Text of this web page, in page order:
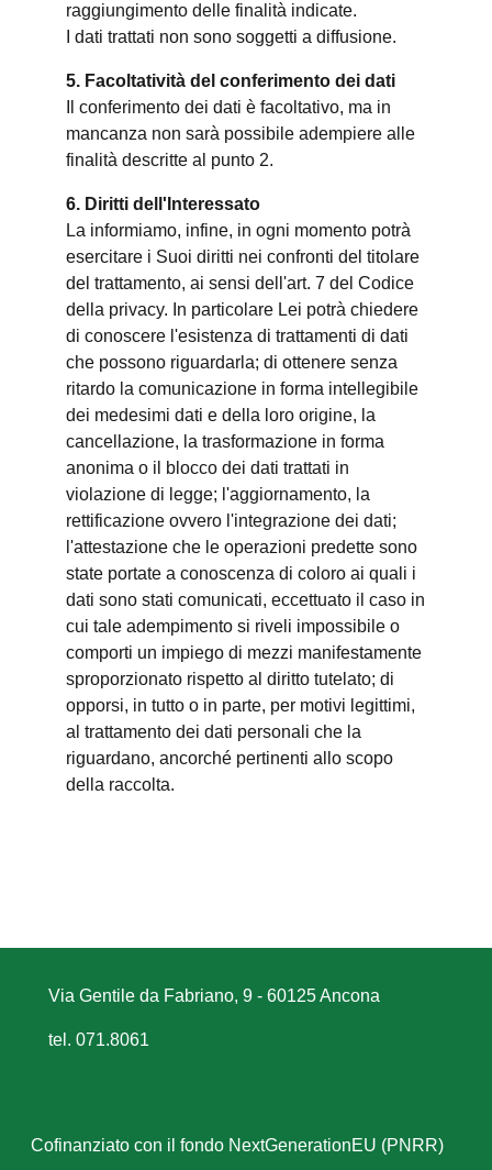
raggiungimento delle finalità indicate.
I dati trattati non sono soggetti a diffusione.
5. Facoltatività del conferimento dei dati
Il conferimento dei dati è facoltativo, ma in
mancanza non sarà possibile adempiere alle
finalità descritte al punto 2.
6. Diritti dell'Interessato
La informiamo, infine, in ogni momento potrà
esercitare i Suoi diritti nei confronti del titolare
del trattamento, ai sensi dell'art. 7 del Codice
della privacy. In particolare Lei potrà chiedere
di conoscere l'esistenza di trattamenti di dati
che possono riguardarla; di ottenere senza
ritardo la comunicazione in forma intellegibile
dei medesimi dati e della loro origine, la
cancellazione, la trasformazione in forma
anonima o il blocco dei dati trattati in
violazione di legge; l'aggiornamento, la
rettificazione ovvero l'integrazione dei dati;
l'attestazione che le operazioni predette sono
state portate a conoscenza di coloro ai quali i
dati sono stati comunicati, eccettuato il caso in
cui tale adempimento si riveli impossibile o
comporti un impiego di mezzi manifestamente
sproporzionato rispetto al diritto tutelato; di
opporsi, in tutto o in parte, per motivi legittimi,
al trattamento dei dati personali che la
riguardano, ancorché pertinenti allo scopo
della raccolta.
Via Gentile da Fabriano, 9 - 60125 Ancona
tel. 071.8061
Cofinanziato con il fondo NextGenerationEU (PNRR)